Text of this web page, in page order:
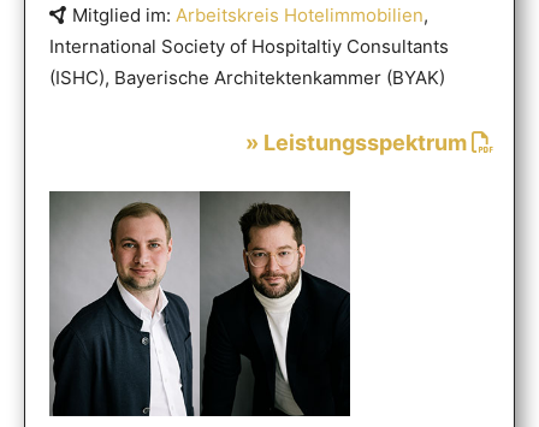
Mitglied im: Arbeitskreis Hotelimmobilien,
International Society of Hospitaltiy Consultants
(ISHC), Bayerische Architektenkammer (BYAK)
» Leistungsspektrum